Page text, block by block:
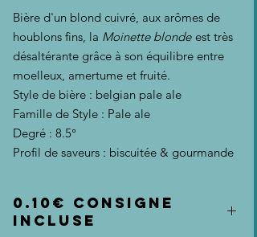
Bière d'un blond cuivré, aux arômes de
houblons fins, la Moinette blonde est très
désaltérante grâce à son équilibre entre
moelleux, amertume et fruité.
Style de bière : belgian pale ale
Famille de Style : Pale ale
Degré : 8.5°
Profil de saveurs : biscuitée & gourmande
0.10€ consigne
incluse